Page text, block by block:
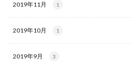
2019年11月 1
2019年10月 1
2019年9月 3